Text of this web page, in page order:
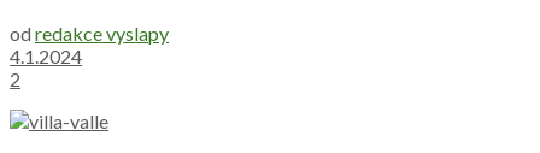
od redakce vyslapy
4.1.2024
2